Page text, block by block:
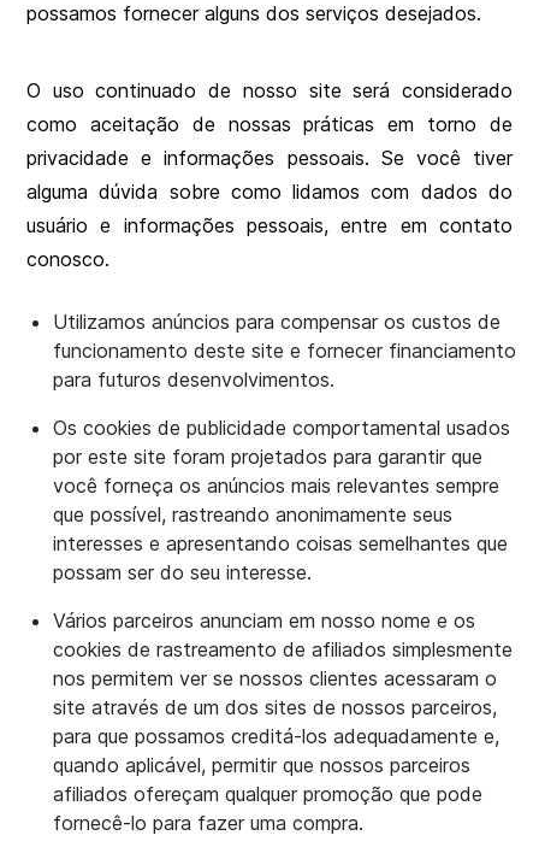
possamos fornecer alguns dos serviços desejados.
O uso continuado de nosso site será considerado
como aceitação de nossas práticas em torno de
privacidade e informações pessoais. Se você tiver
alguma dúvida sobre como lidamos com dados do
usuário e informações pessoais, entre em contato
conosco.
Utilizamos anúncios para compensar os custos de
funcionamento deste site e fornecer financiamento
para futuros desenvolvimentos.
Os cookies de publicidade comportamental usados
por este site foram projetados para garantir que
você forneça os anúncios mais relevantes sempre
que possível, rastreando anonimamente seus
interesses e apresentando coisas semelhantes que
possam ser do seu interesse.
Vários parceiros anunciam em nosso nome e os
cookies de rastreamento de afiliados simplesmente
nos permitem ver se nossos clientes acessaram o
site através de um dos sites de nossos parceiros,
para que possamos creditá-los adequadamente e,
quando aplicável, permitir que nossos parceiros
afiliados ofereçam qualquer promoção que pode
fornecê-lo para fazer uma compra.